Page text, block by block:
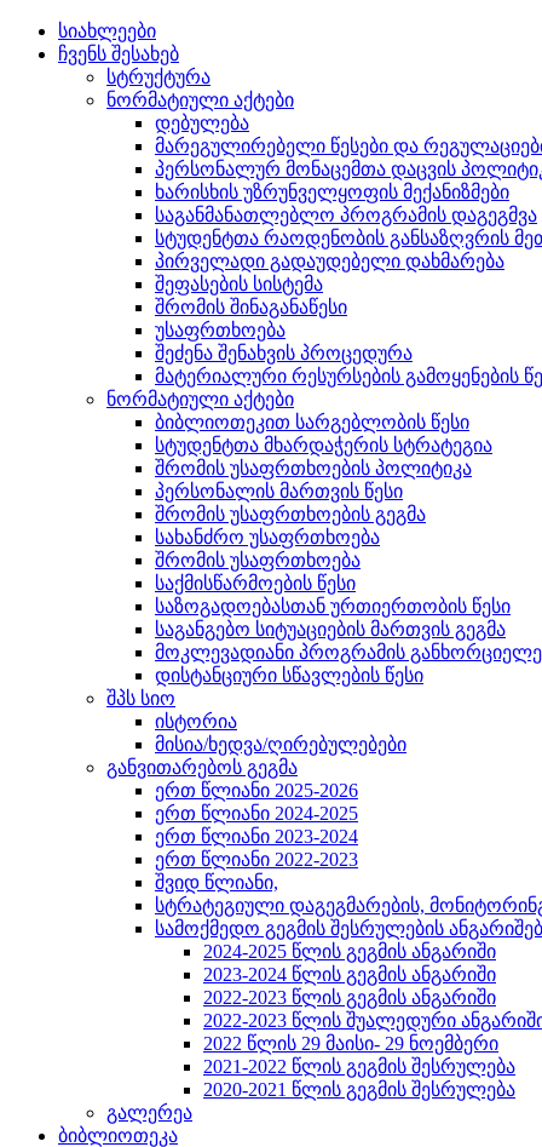
სიახლეები
ჩვენს შესახებ
სტრუქტურა
ნორმატიული აქტები
დებულება
მარეგულირებელი წესები და
პერსონალურ მონაცემთა დაცვის
ხარისხის უზრუნველყოფის მექანიზმები
საგანმანათლებლო პროგრამის დაგეგმვა
სტუდენტთა რაოდენობის განსაზღვრის
პირველადი გადაუდებელი დახმარება
შეფასების სისტემა
შრომის შინაგანაწესი
უსაფრთხოება
შეძენა შენახვის პროცედურა
მატერიალური რესურსების გამოყენების
ნორმატიული აქტები
ბიბლიოთეკით სარგებლობის წესი
სტუდენტთა მხარდაჭერის სტრატეგია
შრომის უსაფრთხოების პოლიტიკა
პერსონალის მართვის წესი
შრომის უსაფრთხოების გეგმა
სახანძრო უსაფრთხოება
შრომის უსაფრთხოება
საქმისწარმოების წესი
საზოგადოებასთან ურთიერთობის წესი
საგანგებო სიტუაციების მართვის გეგმა
მოკლევადიანი პროგრამის
დისტანციური სწავლების წესი
შპს სიო
ისტორია
მისია/ხედვა/ღირებულებები
განვითარებოს გეგმა
ერთ წლიანი 2025-2026
ერთ წლიანი 2024-2025
ერთ წლიანი 2023-2024
ერთ წლიანი 2022-2023
შვიდ წლიანი,
სტრატეგიული დაგეგმარების,
სამოქმედო გეგმის შესრულების
2024-2025 წლის გეგმის ანგარიში
2023-2024 წლის გეგმის ანგარიში
2022-2023 წლის გეგმის ანგარიში
2022-2023 წლის შუალედური
2022 წლის 29 მაისი- 29 ნოემბერი
2021-2022 წლის გეგმის შესრულება
2020-2021 წლის გეგმის შესრულება
გალერეა
ბიბლიოთეკა